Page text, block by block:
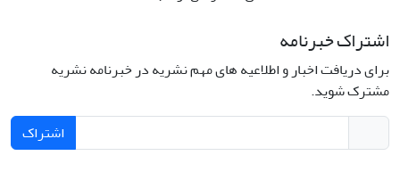
اشتراک خبرنامه
برای دریافت اخبار و اطلاعیه های مهم نشریه در خبرنامه نشریه
مشترک شوید.
اشتراک